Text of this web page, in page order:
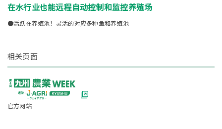
在水行业也能远程自动控制和监控养殖场
●活跃在养殖池！灵活的对应多种鱼和养殖池
相关页面
官方网站